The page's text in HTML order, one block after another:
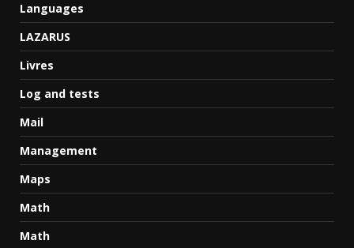
Languages
LAZARUS
Livres
Log and tests
Mail
Management
Maps
Math
Math